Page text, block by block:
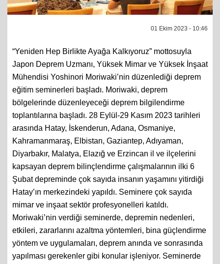
01 Ekim 2023 - 10:46
“Yeniden Hep Birlikte Ayağa Kalkıyoruz” mottosuyla
Japon Deprem Uzmanı, Yüksek Mimar ve Yüksek İnşaat
Mühendisi Yoshinori Moriwaki’nin düzenlediği deprem
eğitim seminerleri başladı. Moriwaki, deprem
bölgelerinde düzenleyeceği deprem bilgilendirme
toplantılarına başladı. 28 Eylül-29 Kasım 2023 tarihleri
arasında Hatay, İskenderun, Adana, Osmaniye,
Kahramanmaraş, Elbistan, Gaziantep, Adıyaman,
Diyarbakır, Malatya, Elazığ ve Erzincan il ve ilçelerini
kapsayan deprem bilinçlendirme çalışmalarının ilki 6
Şubat depreminde çok sayıda insanın yaşamını yitirdiği
Hatay’ın merkezindeki yapıldı. Seminere çok sayıda
mimar ve inşaat sektör profesyonelleri katıldı.
Moriwaki’nin verdiği seminerde, depremin nedenleri,
etkileri, zararlarını azaltma yöntemleri, bina güçlendirme
yöntem ve uygulamaları, deprem anında ve sonrasında
yapılması gerekenler gibi konular işleniyor. Seminerde